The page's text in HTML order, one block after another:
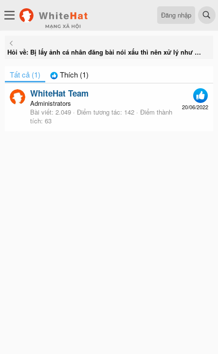
Đăng nhập
Hỏi về: Bị lấy ảnh cá nhân đăng bài nói xấu thì nên xử lý như nào?
Tất cả (1) Thích (1)
20/06/2022
WhiteHat Team
Administrators
Bài viết 2.049 Điểm tương tác 142
Điểm thành
tích 63